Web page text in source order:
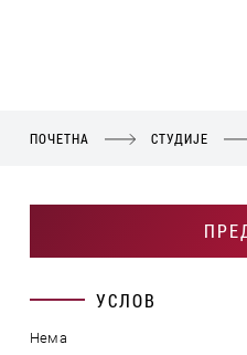
ПОЧЕТНА СТУДИЈЕ
УСЛОВ
Нема